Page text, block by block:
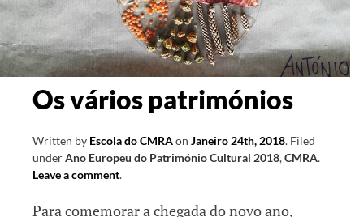
Os vários patrimónios
Written by Escola do CMRAon Janeiro 24th, 2018. Filed
underAno Europeu do Património Cultural 2018,CMRA.
Leave a comment.
Para comemorar a chegada do novo ano,